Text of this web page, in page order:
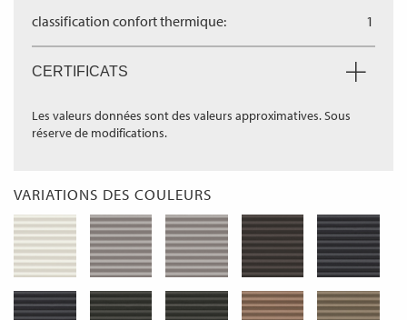
classification confort thermique: 1
CERTIFICATS
Les valeurs données sont des valeurs approximatives. Sous
réserve de modifications.
VARIATIONS DES COULEURS